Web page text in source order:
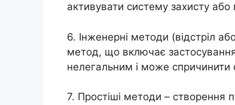
активувати систему захисту
6. Інженерні методи (відстріл
метод, що включає
нелегальним і може спричинити
7. Простіші методи – створення